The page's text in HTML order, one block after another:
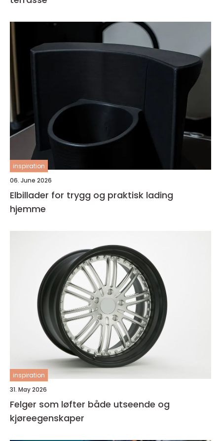
inspiration
06. June 2026
Elbillader for trygg og praktisk lading
hjemme
inspiration
31. May 2026
Felger som løfter både utseende og
kjøreegenskaper